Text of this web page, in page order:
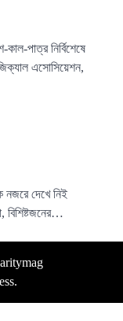
পাত্র নির্বিশেষে
এসোসিয়েশন,
নজরে দেখে নিই
বিশিষ্টজনের…
.